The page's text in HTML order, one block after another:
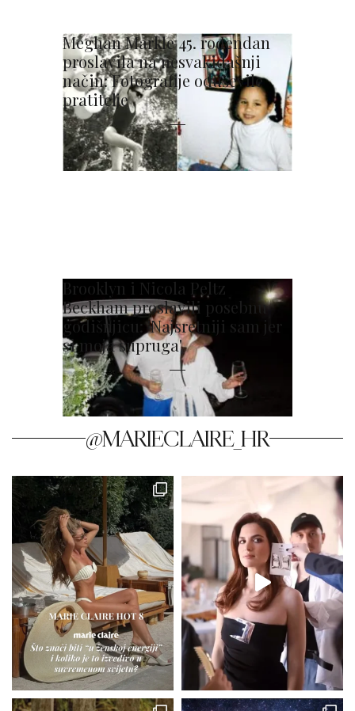
Meghan Markle 45. rođendan
proslavila na nesvakidašnji
način: Fotografije oduševile
pratitelje
Brooklyn i Nicola Peltz
Beckham proslavili posebnu
godišnjicu: 'Najsretniji sam jer
si moja supruga'
@MARIECLAIRE_HR